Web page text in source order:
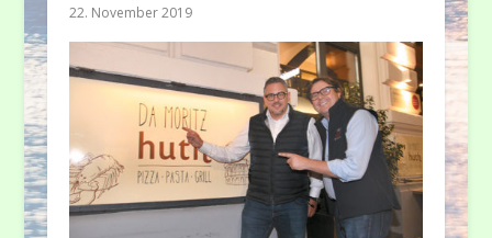
22. November 2019